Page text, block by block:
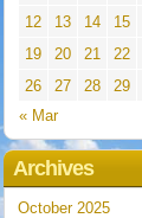
« Mar
12
13 14 15
19
20 21 22
26
27 28 29
Archives
October 2025